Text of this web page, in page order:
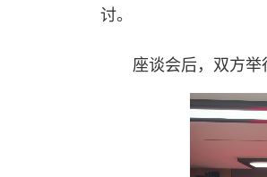
讨。
座谈会后，双方举